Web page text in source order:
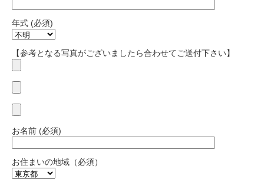
年式 (必須)
【参考となる写真がございましたら合わせてご送付下さい】
お名前 (必須)
お住まいの地域（必須）